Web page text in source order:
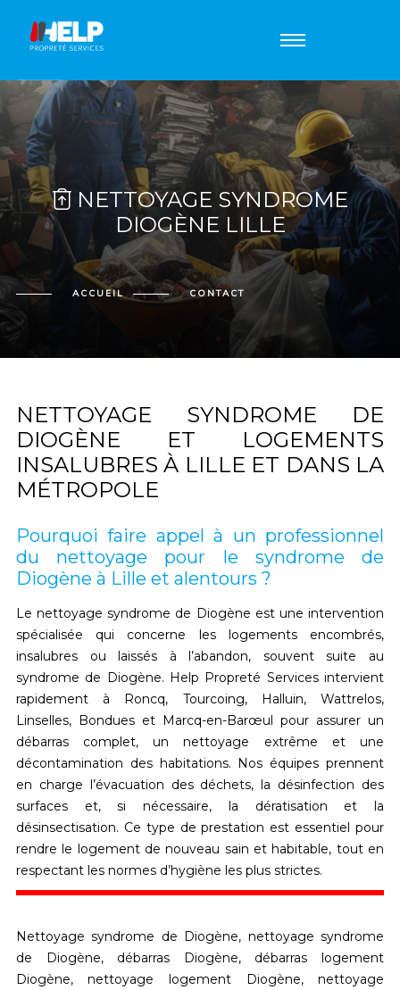
NETTOYAGE SYNDROME
DIOGÈNE LILLE
ACCUEIL CONTACT
NETTOYAGE SYNDROME DE
DIOGÈNE ET LOGEMENTS
INSALUBRES À LILLE ET DANS LA
MÉTROPOLE
Pourquoi faire appel à un professionnel
du nettoyage pour le syndrome de
Diogène à Lille et alentours ?
Lenettoyage syndrome de Diogène est une intervention
spécialisée qui concerne les logements encombrés,
insalubres ou laissés à l’abandon, souvent suite au
syndrome de Diogène. Help Propreté Services intervient
rapidement à Roncq, Tourcoing, Halluin, Wattrelos,
Linselles, Bondues et Marcq-en-Barœul pour assurer un
débarras complet, un nettoyage extrême et une
décontamination des habitations. Nos équipes prennent
en charge l’évacuation des déchets, la désinfection des
surfaceset, si nécessaire, la dératisation et la
désinsectisation. Ce type de prestation est essentiel pour
rendre le logement de nouveau sain et habitable, tout en
respectant les normes d’hygiène les plus strictes.
Nettoyage syndrome de Diogène, nettoyage syndrome
de Diogène, débarras Diogène, débarras logement
Diogène, nettoyage logement Diogène, nettoyage